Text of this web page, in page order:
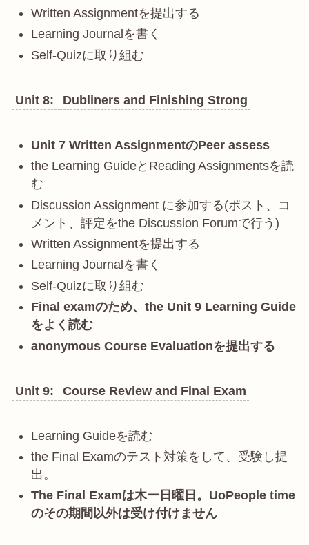
Written Assignmentを提出する
Learning Journalを書く
Self-Quizに取り組む
Unit 8: Dubliners and Finishing Strong
Unit 7 Written AssignmentのPeer assess
the Learning GuideとReading Assignmentsを読
む
Discussion Assignment に参加する(ポスト、コ
メント、評定をthe Discussion Forumで行う)
Written Assignmentを提出する
Learning Journalを書く
Self-Quizに取り組む
Final examのため、the Unit 9 Learning Guide
をよく読む
anonymous Course Evaluationを提出する
Unit 9: Course Review and Final Exam
Learning Guideを読む
the Final Examのテスト対策をして、受験し提
出。
The Final Examは木ー日曜日。UoPeople time
のその期間以外は受け付けません